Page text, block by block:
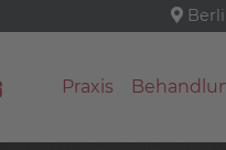
Praxis